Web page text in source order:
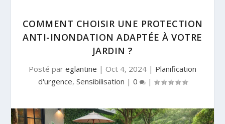
COMMENT CHOISIR UNE PROTECTION
ANTI-INONDATION ADAPTÉE À VOTRE
JARDIN ?
Posté par eglantine | Oct 4, 2024 | Planification
d'urgence, Sensibilisation | 0 |